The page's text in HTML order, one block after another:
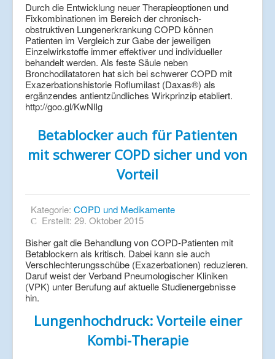
Durch die Entwicklung neuer Therapieoptionen und
Fixkombinationen im Bereich der chronisch-
obstruktiven Lungenerkrankung COPD können
Patienten im Vergleich zur Gabe der jeweiligen
Einzelwirkstoffe immer effektiver und individueller
behandelt werden. Als feste Säule neben
Bronchodilatatoren hat sich bei schwerer COPD mit
Exazerbationshistorie Roflumilast (Daxas®) als
ergänzendes antientzündliches Wirkprinzip etabliert.
http://goo.gl/KwNlIg
Betablocker auch für Patienten
mit schwerer COPD sicher und von
Vorteil
Kategorie: COPD und Medikamente
Erstellt: 29. Oktober 2015
Bisher galt die Behandlung von COPD-Patienten mit
Betablockern als kritisch. Dabei kann sie auch
Verschlechterungsschübe (Exazerbationen) reduzieren.
Daruf weist der Verband Pneumologischer Kliniken
(VPK) unter Berufung auf aktuelle Studienergebnisse
hin.
Lungenhochdruck: Vorteile einer
Kombi-Therapie